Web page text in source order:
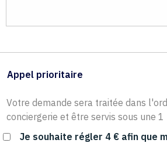
Appel prioritaire
Votre demande sera traitée dans
conciergerie et être servis sous une
Je souhaite régler 4 € afin que